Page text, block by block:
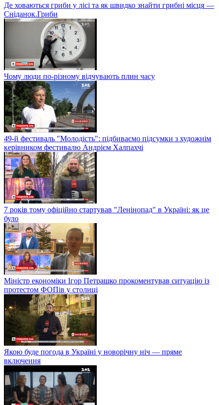
Де ховаються гриби у лісі та як швидко знайти грибні місця —
Сніданок.Гриби
Чому люди по-різному відчувають плин часу
49-й фестиваль "Молодість": підбиваємо підсумки з художнім
керівником фестивалю Андрієм Халпахчі
7 років тому офіційно стартував "Ленінопад" в Україні: як це
було
Міністр економіки Ігор Петрашко прокоментував ситуацію із
протестом ФОПів у столиці
Якою буде погода в Україні у новорічну ніч — пряме
включення